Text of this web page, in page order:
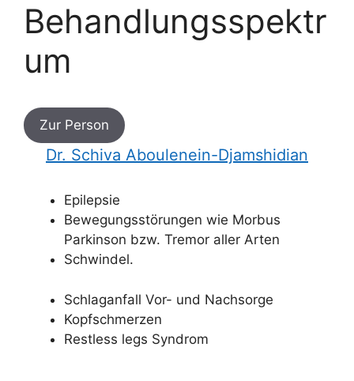
Behandlungsspektr
um
Zur Person
Dr. Schiva Aboulenein-Djamshidian
Epilepsie
Bewegungsstörungen wie Morbus
Parkinson bzw. Tremor aller Arten
Schwindel.
Schlaganfall Vor- und Nachsorge
Kopfschmerzen
Restless legs Syndrom